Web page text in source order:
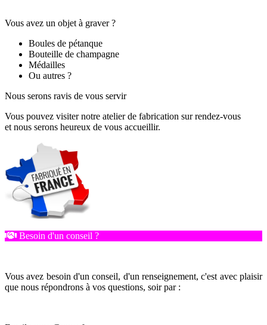
Vous avez un objet à graver ?
Boules de pétanque
Bouteille de champagne
Médailles
Ou autres ?
Nous serons ravis de vous servir
Vous pouvez visiter notre atelier de fabrication sur rendez-vous
et nous serons heureux de vous accueillir.
Besoin d'un conseil ?
Vous avez besoin d'un conseil, d'un renseignement, c'est avec plaisir
que nous répondrons à vos questions, soir par :